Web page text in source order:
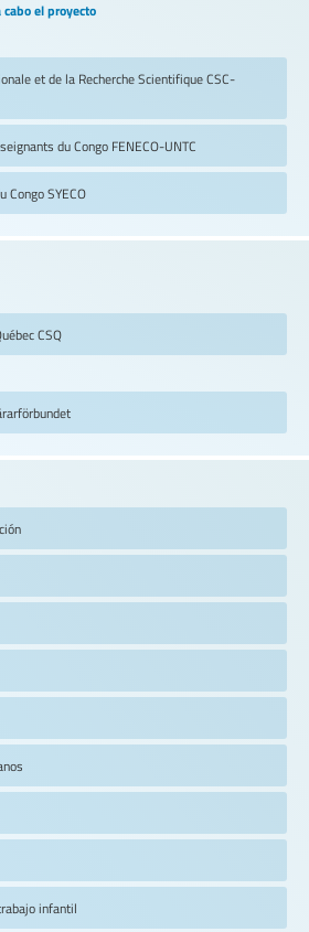
el proyecto
et de la Recherche ScientifiqueCSC-
du Congo FENECO-UNTC
CongoSYECO
CSQ
infantil